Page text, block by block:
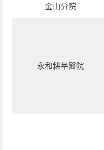
金山分院
永和耕莘醫院